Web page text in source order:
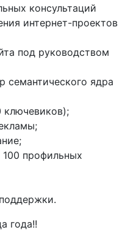
консультаций
интернет-проектов
под руководством
семантического ядра
ключевиков);
профильных
года!!